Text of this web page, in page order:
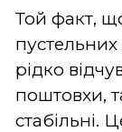
Той факт,
пустельних
рідко
поштовхи,
стабільні.